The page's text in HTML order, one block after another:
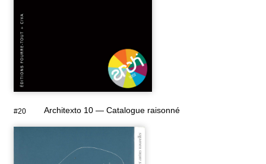
#20 Architexto 10 — Catalogue raisonné